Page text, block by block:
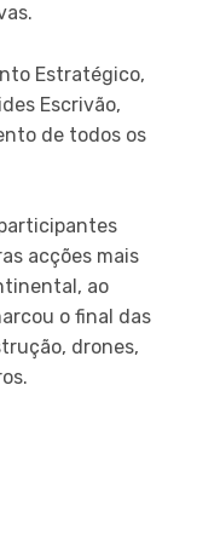
Estratégico,
Escrivão,
de todos os
acções mais
ao
o final das
drones,